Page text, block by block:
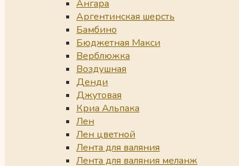
Ангара
Аргентинская шерсть
Бамбино
Бюджетная Макси
Верблюжка
Воздушная
Денди
Джутовая
Криа Альпака
Лен
Лен цветной
Лента для валяния
Лента для валяния меланж